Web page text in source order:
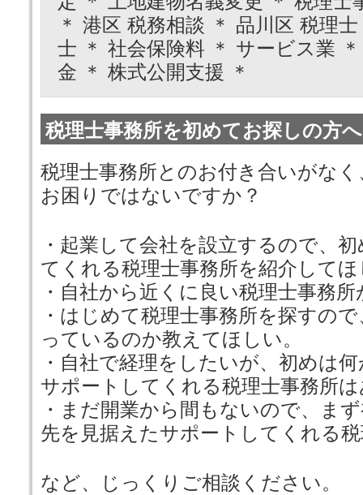
＊ 港区 税務相談 ＊ 品川区 税理
士 ＊ 社会保険料 ＊ サービス業
金 ＊ 株式公開支援 ＊
税理士事務所を初めてお探しの方へ
税理士事務所とのお付き合いがな
お困りではないですか？
・起業して会社を設立するので、
てくれる税理士事務所を紹介して
・自社から近くに良い税理士事務
・はじめて税理士事務所を探すの
っているのか教えてほしい。
・自社で経理をしたいが、初めは
サポートしてくれる税理士事務所
・まだ開業から間もないので、ま
先を見据えたサポートしてくれる
など、じっくりご相談ください。